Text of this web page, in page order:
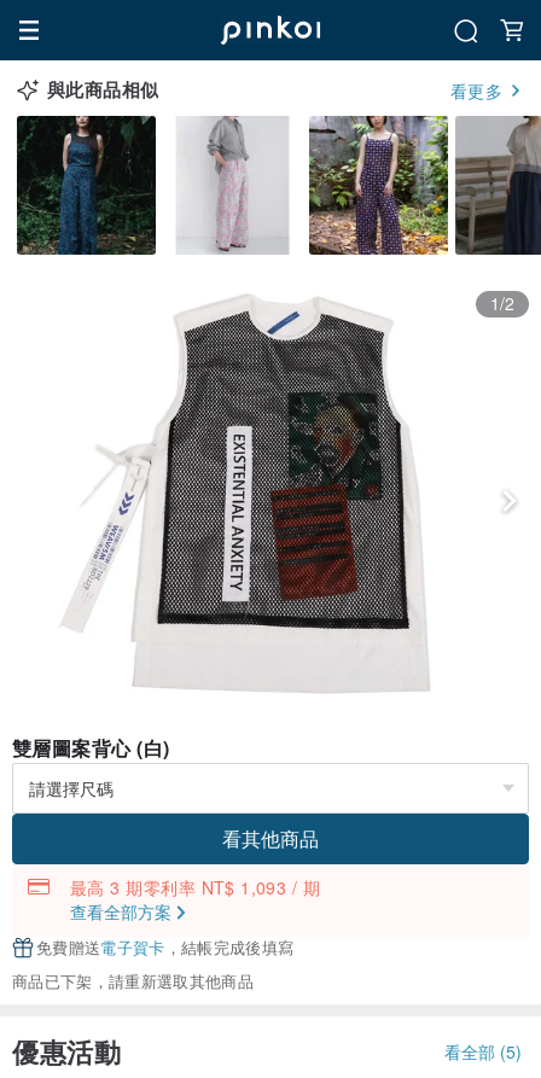
與此商品相似 看更多
1/2
雙層圖案背心 (白)
看其他商品
最高 3 期零利率 NT$ 1,093 / 期
查看全部方案
免費贈送電子賀卡 ，結帳完成後填寫
商品已下架，請重新選取其他商品
優惠活動 看全部 (5)